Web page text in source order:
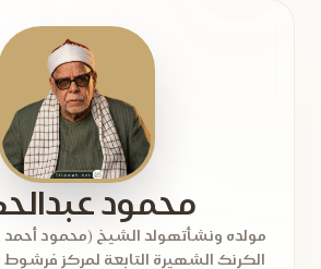
محمود
مولده ونشأتهولد الشيخ (محمود أحمد
الكرنك الشهيرة التابعة لمركز فرشوط